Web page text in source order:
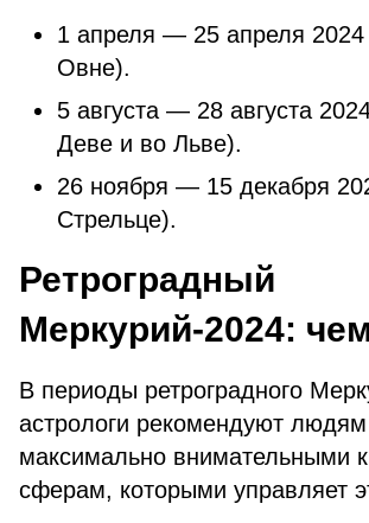
1 апреля — 25 апреля 2024
Овне).
5 августа — 28 августа
Деве и во Льве).
26 ноября — 15 декабря
Стрельце).
Ретроградный
Меркурий-2024:
В периоды ретроградного
астрологи рекомендуют
максимально внимательными
сферам, которыми управляет